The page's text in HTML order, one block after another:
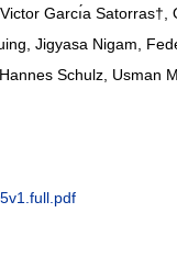
Garcı́a Satorras†,
Jigyasa Nigam,
Schulz, Usman